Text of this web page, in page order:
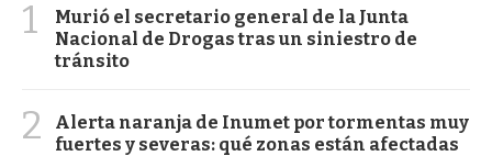
1
Murió el secretario general de la Junta
Nacional de Drogas tras un siniestro de
tránsito
2
Alerta naranja de Inumet por tormentas muy
fuertes y severas: qué zonas están afectadas